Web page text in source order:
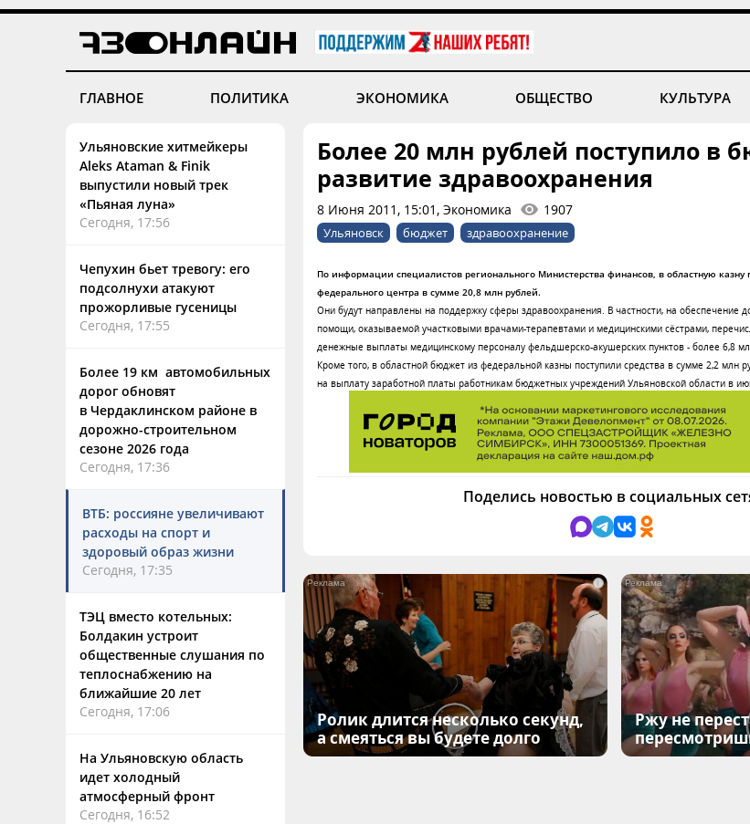
ГЛАВНОЕ ПОЛИТИКА ЭКОНОМИКА ОБЩЕСТВО КУЛЬТУРА
Ульяновские хитмейкеры
Aleks Ataman & Finik
выпустили новый трек
«Пьяная луна»
Сегодня, 17:56
Чепухин бьет тревогу: его
подсолнухи атакуют
прожорливые гусеницы
Сегодня, 17:55
Более 19 км автомобильных
дорог обновят
в Чердаклинском районе в
дорожно-строительном
сезоне 2026 года
Сегодня, 17:36
ВТБ: россияне увеличивают
расходы на спорт и
здоровый образ жизни
Сегодня, 17:35
ТЭЦ вместо котельных:
Болдакин устроит
общественные слушания по
теплоснабжению на
ближайшие 20 лет
Сегодня, 17:06
На Ульяновскую область
идет холодный
атмосферный фронт
Сегодня, 16:52
Более 20 млн рублей поступило в
развитие здравоохранения
8 Июня 2011, 15:01, Экономика 1907
Ульяновск бюджет здравоохранение
По информации специалистов регионального Министерства финансов, в областную казну
федерального центра в сумме 20,8 млн рублей.
Они будут направлены на поддержку сферы здравоохранения. В частности, на обеспечение
помощи, оказываемой участковыми врачами-терапевтами и медицинскими сёстрами,
денежные выплаты медицинскому персоналу фельдшерско-акушерских пунктов - более 6,8
Кроме того, в областной бюджет из федеральной казны поступили средства в сумме 2,2 млн
на выплату заработной платы работникам бюджетных учреждений Ульяновской области в
Поделись новостью в социальных
i
Ролик длится несколько секунд,
а смеяться вы будете долго
Ржу не